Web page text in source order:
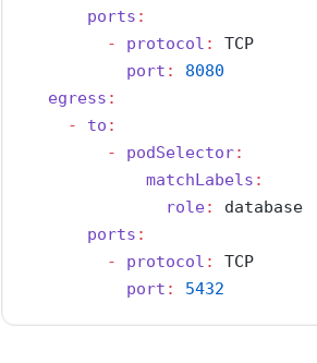
ports :
-
protocol :
TCP
port :
8080
egress :
-
to :
-
podSelector:
matchLabels :
role:
database
ports :
-
protocol :
TCP
port : 5432